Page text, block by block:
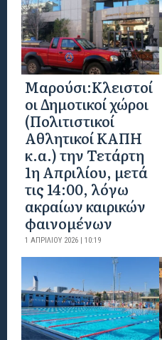
Mαρούσι:Κλειστοί
οι Δημοτικοί χώροι
(Πολιτιστικοί
Αθλητικοί ΚΑΠΗ
κ.α.) την Τετάρτη
1η Απριλίου, μετά
τις 14:00, λόγω
ακραίων καιρικών
φαινομένων
1 ΑΠΡΙΛΊΟΥ 2026 | 10:19